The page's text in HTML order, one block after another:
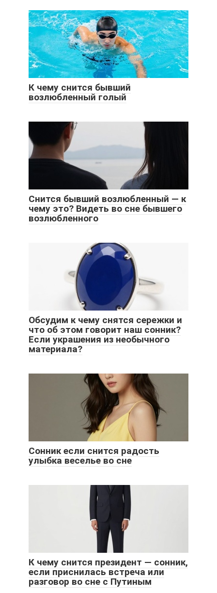
К чему снится бывший
возлюбленный голый
Снится бывший возлюбленный — к
чему это? Видеть во сне бывшего
возлюбленного
Обсудим к чему снятся сережки и
что об этом говорит наш сонник?
Если украшения из необычного
материала?
Сонник если снится радость
улыбка веселье во сне
К чему снится президент — сонник,
если приснилась встреча или
разговор во сне с Путиным